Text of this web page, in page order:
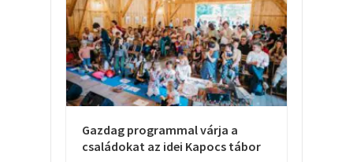
Gazdag programmal várja a
családokat az idei Kapocs tábor